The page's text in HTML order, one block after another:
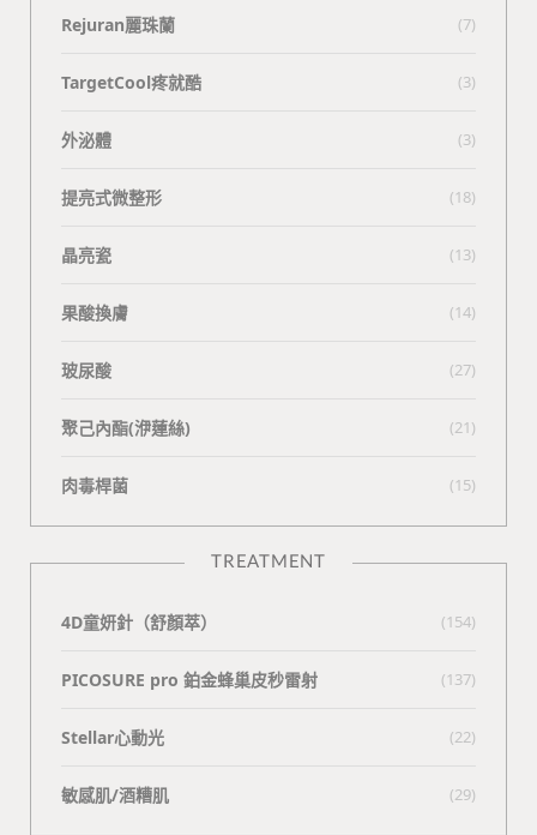
Rejuran麗珠蘭 (7)
TargetCool疼就酷 (3)
外泌體 (3)
提亮式微整形 (18)
晶亮瓷 (13)
果酸換膚 (14)
玻尿酸 (27)
聚己內酯(洢蓮絲) (21)
肉毒桿菌 (15)
TREATMENT
4D童妍針（舒顏萃） (154)
PICOSURE pro 鉑金蜂巢皮秒雷射 (137)
Stellar心動光 (22)
敏感肌/酒糟肌 (29)